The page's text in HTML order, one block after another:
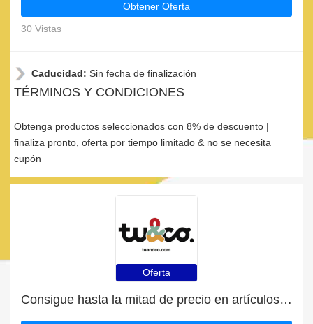
Obtener Oferta
30 Vistas
Caducidad: Sin fecha de finalización
TÉRMINOS Y CONDICIONES
Obtenga productos seleccionados con 8% de descuento |
finaliza pronto, oferta por tiempo limitado & no se necesita
cupón
Oferta
Consigue hasta la mitad de precio en artículos de rebajas